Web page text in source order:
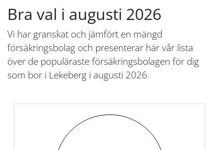
Bra val i augusti 2026
Vi har granskat och jämfört en mängd
försäkringsbolag och presenterar här vår lista
över de populäraste försäkringsbolagen för dig
som bor i Lekeberg i augusti 2026.